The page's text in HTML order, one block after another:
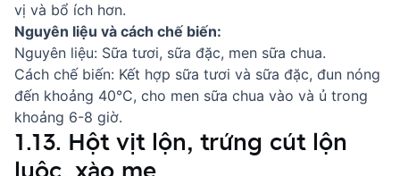
vị và bổ ích hơn.
Nguyên liệu và cách chế biến:
Nguyên liệu: Sữa tươi, sữa đặc, men sữa chua.
Cách chế biến: Kết hợp sữa tươi và sữa đặc, đun nóng
đến khoảng 40°C, cho men sữa chua vào và ủ trong
khoảng 6-8 giờ.
1.13. Hột vịt lộn, trứng cút lộn